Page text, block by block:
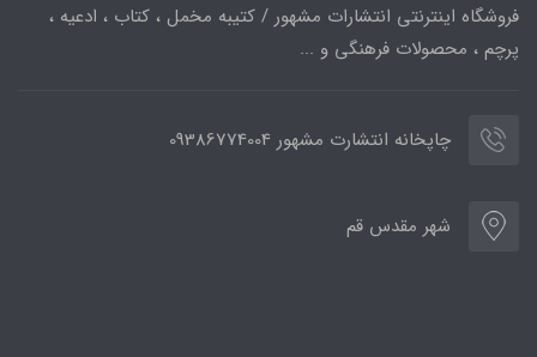
فروشگاه اینترنتی انتشارات مشهور / کتیبه مخمل ، کتاب ، ادعیه ،
پرچم ، محصولات فرهنگی و ...
چاپخانه انتشارت مشهور 09386774004
شهر مقدس قم